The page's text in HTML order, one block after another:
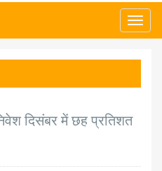
दिसंबर में छह प्रतिशत